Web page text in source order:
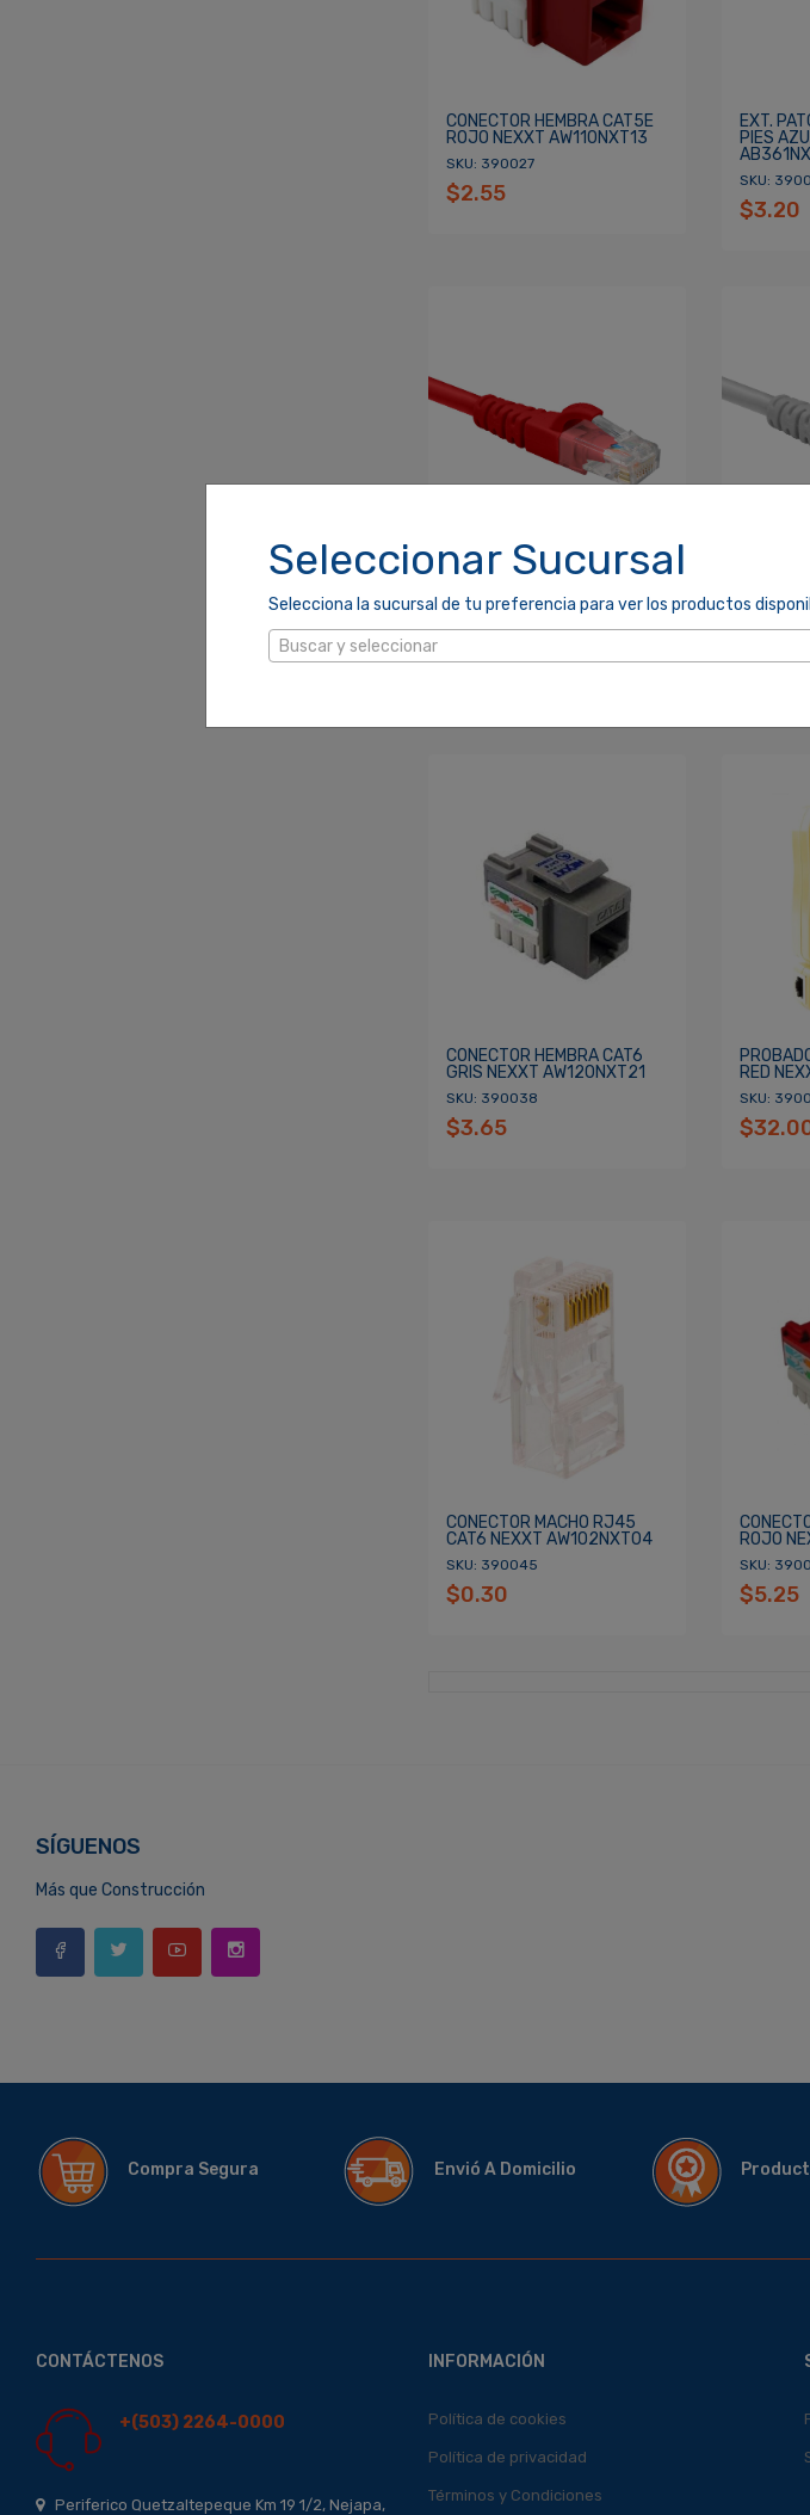
Seleccionar Sucursal
Selecciona la sucursal de tu preferencia para ver los productos
Buscar y seleccionar
CONECTOR HEMBRA CAT5E
ROJO NEXXT AW110NXT13
SKU: 390027
$2.55
EXT.
PIES
SKU:
$3.20
PIES ROJO NEXXT
PIES
CONECTOR HEMBRA CAT6
GRIS NEXXT AW120NXT21
SKU: 390038
$3.65
RED
SKU:
CONECTOR MACHO RJ45
CAT6 NEXXT AW102NXT04
SKU: 390045
$0.30
ROJO
SKU:
$5.25
SÍGUENOS
Más que Construcción
Compra Segura Envió A Domicilio
CONTÁCTENOS
+(503) 2264-0000
Periferico Quetzaltepeque Km 19 1/2, Nejapa,
INFORMACIÓN
Política de cookies
Política de privacidad
Términos y Condiciones